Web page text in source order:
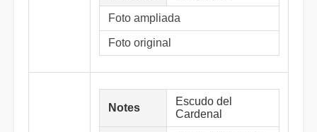
Foto ampliada
Foto original
Notes
Escudo del
Cardenal